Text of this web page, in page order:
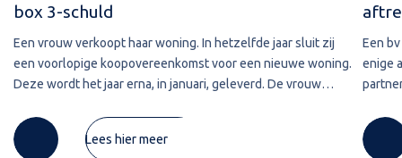
box 3-schuld
Een vrouw verkoopt haar woning. In hetzelfde jaar sluit zij
een voorlopige koopovereenkomst voor een nieuwe woning.
Deze wordt het jaar erna, in januari, geleverd. De vrouw
derdengeldrekening van
Lees hier meer
Een
enige